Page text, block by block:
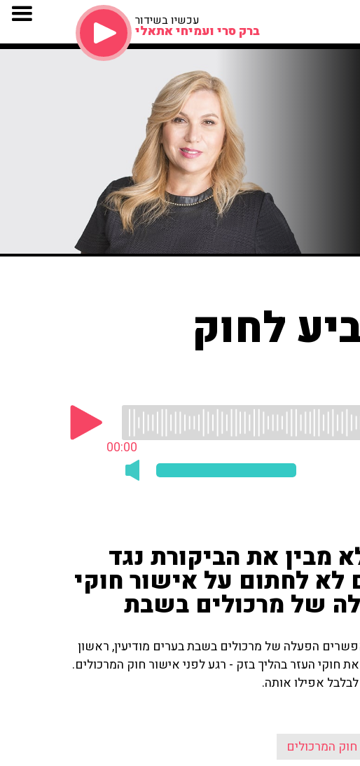
עכשיו בשידור
ברק סרי ועמיחי אתאלי
לחוק
00:00
מבין את הביקורת נגד
לחתום על אישור חוקי
של מרכולים בשבת
הפעלה של מרכולים בשבת בערים מודיעין, ראשון
את חוקי העזר בהליך בזק - רגע לפני אישור חוק המרכולים.
אפילו אותה.
חוק המרכולים